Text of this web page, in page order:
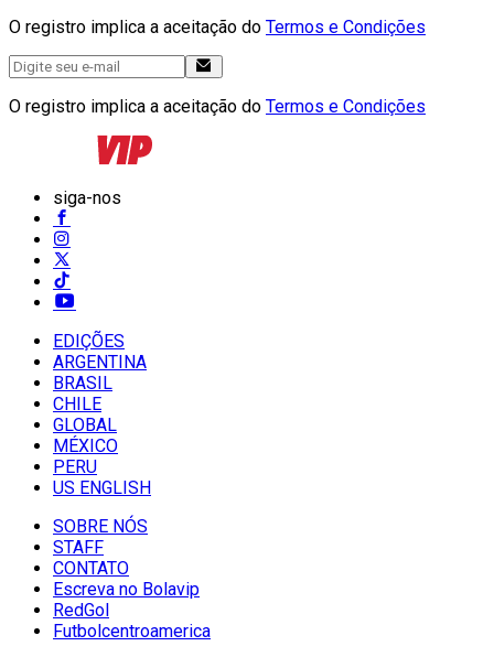
O registro implica a aceitação do Termos e Condições
O registro implica a aceitação do Termos e Condições
siga-nos
EDIÇÕES
ARGENTINA
BRASIL
CHILE
GLOBAL
MÉXICO
PERU
US ENGLISH
SOBRE NÓS
STAFF
CONTATO
Escreva no Bolavip
RedGol
Futbolcentroamerica